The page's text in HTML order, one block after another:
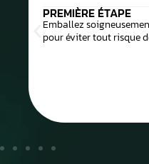
PREMIÈRE ÉTAPE
Emballez
pour éviter tout risque